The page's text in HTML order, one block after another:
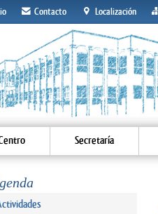
Contacto Localización
Secretaría